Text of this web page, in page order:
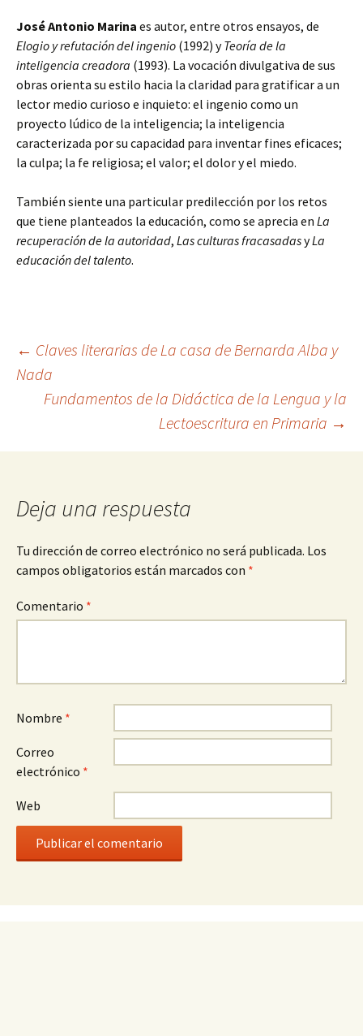
José Antonio Marina es autor, entre otros ensayos, de
Elogio y refutación del ingenio (1992) yTeoría de la
inteligencia creadora (1993). La vocación divulgativa de sus
obras orienta su estilo hacia la claridad para gratificar a un
lector medio curioso e inquieto: el ingenio como un
proyecto lúdico de la inteligencia; la inteligencia
caracterizada por su capacidad para inventar fines eficaces;
la culpa; la fe religiosa; el valor; el dolor y el miedo.
También siente una particular predilección por los retos
que tiene planteados la educación, como se aprecia en La
recuperación de la autoridad, Las culturas fracasadasyLa
educación del talento.
Navegación
entradas
← Claves literarias de La casa de Bernarda Alba y
Nada
Fundamentos de la Didáctica de la Lengua y la
Lectoescritura en Primaria →
Deja una respuesta
Tu dirección de correo electrónico no será publicada. Los
campos obligatorios están marcados con *
Comentario *
Nombre *
Correo
electrónico *
Web